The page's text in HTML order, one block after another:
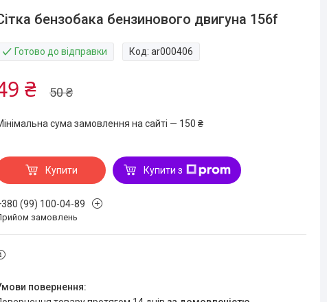
бензобака бензинового двигуна 156f
Готово до відправки Код:ar000406
50 ₴
₴
сума замовлення на сайті — 150 ₴
Купити Купити з
(99) 100-04-89
замовлень